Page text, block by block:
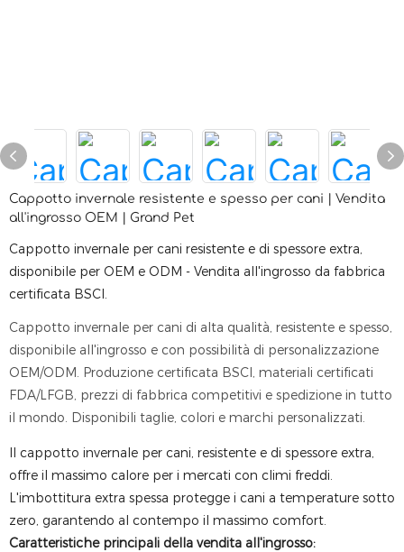
Cappotto invernale resistente e spesso per cani | Vendita
all'ingrosso OEM | Grand Pet
Cappotto invernale per cani resistente e di spessore extra,
disponibile per OEM e ODM - Vendita all'ingrosso da fabbrica
certificata BSCI.
Cappotto invernale per cani di alta qualità, resistente e spesso,
disponibile all'ingrosso e con possibilità di personalizzazione
OEM/ODM. Produzione certificata BSCI, materiali certificati
FDA/LFGB, prezzi di fabbrica competitivi e spedizione in tutto
il mondo. Disponibili taglie, colori e marchi personalizzati.
Il cappotto invernale per cani, resistente e di spessore extra,
offre il massimo calore per i mercati con climi freddi.
L'imbottitura extra spessa protegge i cani a temperature sotto
zero, garantendo al contempo il massimo comfort.
Caratteristiche principali della vendita all'ingrosso: